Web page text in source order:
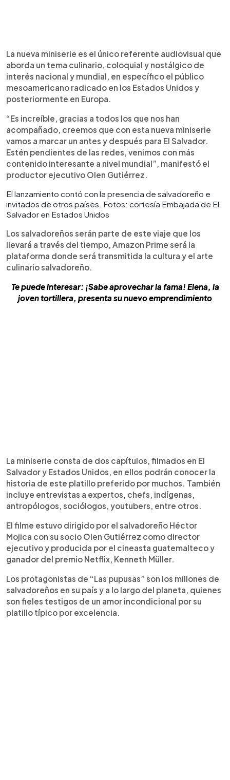
La nueva miniserie es el único referente audiovisual que
aborda un tema culinario, coloquial y nostálgico de
interés nacional y mundial, en específico el público
mesoamericano radicado en los Estados Unidos y
posteriormente en Europa.
“Es increíble, gracias a todos los que nos han
acompañado, creemos que con esta nueva miniserie
vamos a marcar un antes y después para El Salvador.
Estén pendientes de las redes, venimos con más
contenido interesante a nivel mundial”, manifestó el
productor ejecutivo Olen Gutiérrez.
El lanzamiento contó con la presencia de salvadoreño e
invitados de otros países. Fotos: cortesía Embajada de El
Salvador en Estados Unidos
Los salvadoreños serán parte de este viaje que los
llevará a través del tiempo, Amazon Prime será la
plataforma donde será transmitida la cultura y el arte
culinario salvadoreño.
Te puede interesar: ¡Sabe aprovechar la fama! Elena, la
joven tortillera, presenta su nuevo emprendimiento
La miniserie consta de dos capítulos, filmados en El
Salvador y Estados Unidos, en ellos podrán conocer la
historia de este platillo preferido por muchos. También
incluye entrevistas a expertos, chefs, indígenas,
antropólogos, sociólogos, youtubers, entre otros.
El filme estuvo dirigido por el salvadoreño Héctor
Mojica con su socio Olen Gutiérrez como director
ejecutivo y producida por el cineasta guatemalteco y
ganador del premio Netflix, Kenneth Müller.
Los protagonistas de “Las pupusas” son los millones de
salvadoreños en su país y a lo largo del planeta, quienes
son fieles testigos de un amor incondicional por su
platillo típico por excelencia.